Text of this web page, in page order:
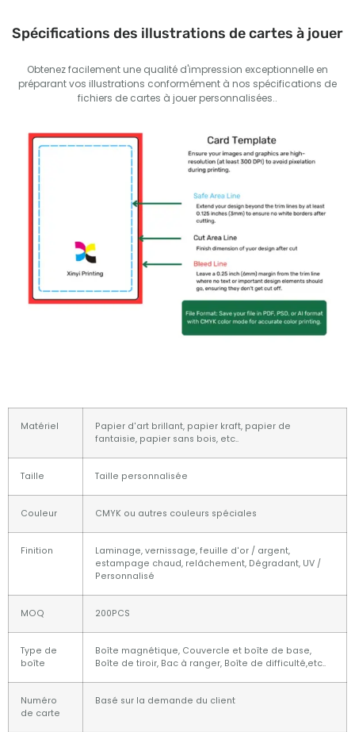
Spécifications des illustrations de cartes à jouer
Obtenez facilement une qualité d'impression exceptionnelle en
préparant vos illustrations conformément à nos spécifications de
fichiers de cartes à jouer personnalisées..
Matériel
Papier d'art brillant, papier kraft, papier de
fantaisie, papier sans bois, etc..
Taille Taille personnalisée
Couleur CMYK ou autres couleurs spéciales
Finition
Laminage, vernissage, feuille d'or / argent,
estampage chaud, relâchement, Dégradant, UV /
Personnalisé
MOQ 200PCS
Type de
boîte
Boîte magnétique, Couvercle et boîte de base,
Boîte de tiroir, Bac à ranger, Boîte de difficulté,etc..
Numéro
de carte
Basé sur la demande du client